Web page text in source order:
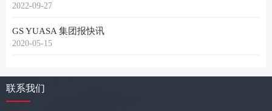
2022-09-27
GS YUASA 集团报快讯
2020-05-15
联系我们